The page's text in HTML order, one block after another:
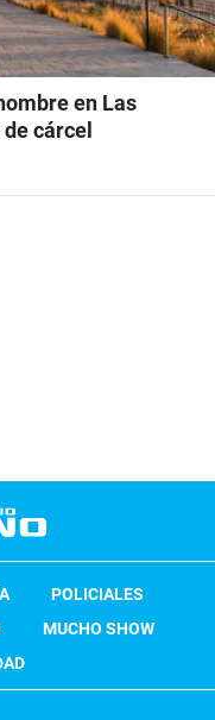
en Las
de cárcel
POLICIALES
MUCHO SHOW